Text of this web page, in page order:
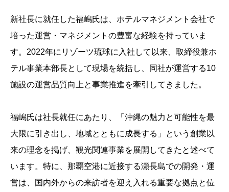
新社長に就任した福嶋氏は、ホテルマネジメント会社で
培った運営・マネジメントの豊富な経験を持っていま
す。2022年にリゾーツ琉球に入社して以来、取締役兼ホ
テル事業本部長として現場を統括し、同社が運営する10
施設の運営品質向上と事業推進を牽引してきました。
福嶋氏は社長就任にあたり、「沖縄の魅力と可能性を最
大限に引き出し、地域とともに成長する」という創業以
来の理念を掲げ、観光関連事業を展開してきたと述べて
います。特に、那覇空港に近接する瀬長島での開発・運
営は、国内外からの来訪者を迎え入れる重要な拠点と位